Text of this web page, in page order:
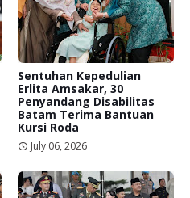
Sentuhan Kepedulian
Erlita Amsakar, 30
Penyandang Disabilitas
Batam Terima Bantuan
Kursi Roda
July 06, 2026